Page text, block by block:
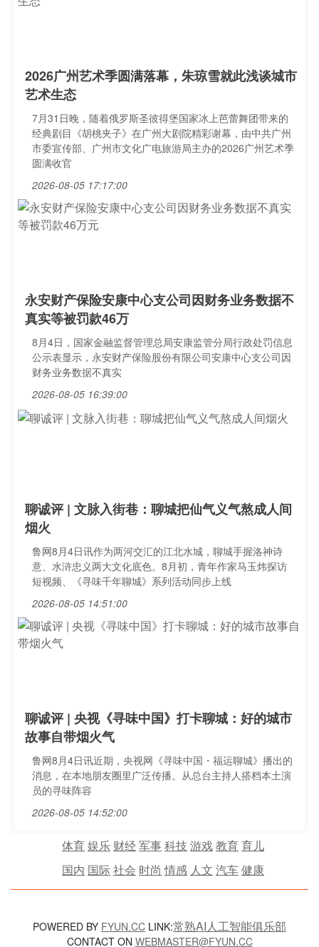
2026广州艺术季圆满落幕，朱琼雪就此浅谈城市
艺术生态
7月31日晚，随着俄罗斯圣彼得堡国家冰上芭蕾舞团带来的
经典剧目《胡桃夹子》在广州大剧院精彩谢幕，由中共广州
市委宣传部、广州市文化广电旅游局主办的2026广州艺术季
圆满收官
2026-08-05 17:17:00
永安财产保险安康中心支公司因财务业务数据不
真实等被罚款46万
8月4日，国家金融监督管理总局安康监管分局行政处罚信息
公示表显示，永安财产保险股份有限公司安康中心支公司因
财务业务数据不真实
2026-08-05 16:39:00
聊诚评 | 文脉入街巷：聊城把仙气义气熬成人间
烟火
鲁网8月4日讯作为两河交汇的江北水城，聊城手握洛神诗
意、水浒忠义两大文化底色。8月初，青年作家马玉炜探访
短视频、《寻味千年聊城》系列活动同步上线
2026-08-05 14:51:00
聊诚评 | 央视《寻味中国》打卡聊城：好的城市
故事自带烟火气
鲁网8月4日讯近期，央视网《寻味中国・福运聊城》播出的
消息，在本地朋友圈里广泛传播。从总台主持人搭档本土演
员的寻味阵容
2026-08-05 14:52:00
体育娱乐 财经军事科技游戏教育育儿
国内 国际社会 时尚 情感 人文 汽车健康
POWERED BY FYUN.CC LINK:常熟AI人工智能俱乐部
CONTACT ON WEBMASTER@FYUN.CC